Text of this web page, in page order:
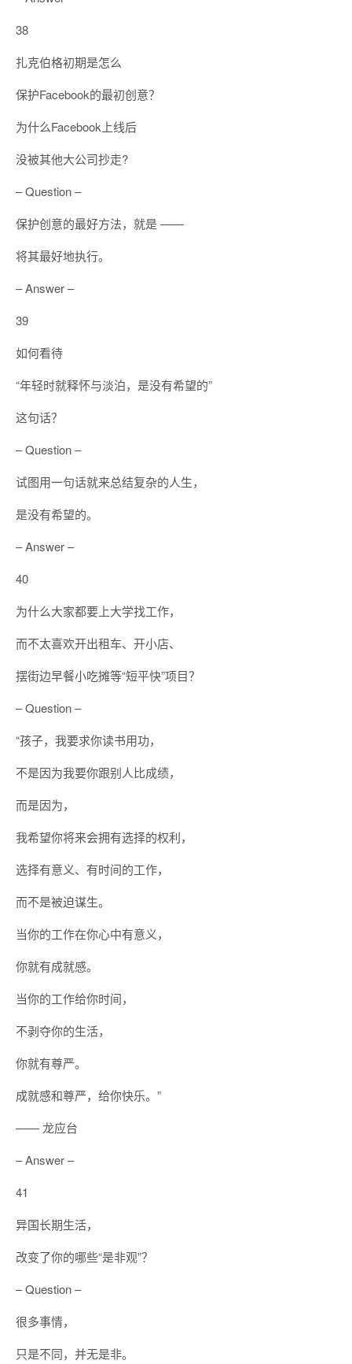
38
扎克伯格初期是怎么
保护Facebook的最初创意？
为什么Facebook上线后
没被其他大公司抄走?
– Question –
保护创意的最好方法，就是 ——
将其最好地执行。
– Answer –
39
如何看待
“年轻时就释怀与淡泊，是没有希望的”
这句话？
– Question –
试图用一句话就来总结复杂的人生，
是没有希望的。
– Answer –
40
为什么大家都要上大学找工作，
而不太喜欢开出租车、开小店、
摆街边早餐小吃摊等“短平快”项目？
– Question –
“孩子，我要求你读书用功，
不是因为我要你跟别人比成绩，
而是因为，
我希望你将来会拥有选择的权利，
选择有意义、有时间的工作，
而不是被迫谋生。
当你的工作在你心中有意义，
你就有成就感。
当你的工作给你时间，
不剥夺你的生活，
你就有尊严。
成就感和尊严，给你快乐。”
—— 龙应台
– Answer –
41
异国长期生活，
改变了你的哪些“是非观”？
– Question –
很多事情，
只是不同，并无是非。